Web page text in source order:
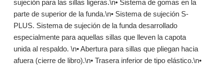
sujeción para las sillas ligeras.\n• Sistema de gomas en la
parte de superior de la funda.\n• Sistema de sujeción S-
PLUS. Sistema de sujeción de la funda desarrollado
especialmente para aquellas sillas que lleven la capota
unida al respaldo. \n• Abertura para sillas que pliegan hacia
afuera (cierre de libro).\n• Trasera inferior de tipo elástico.\n•